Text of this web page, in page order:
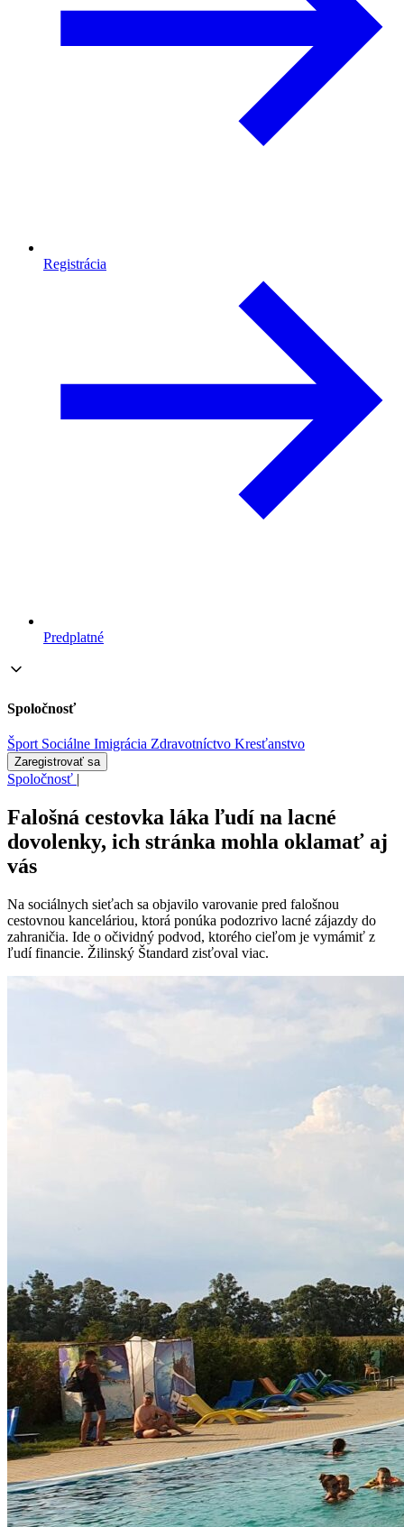
Registrácia
Predplatné
Spoločnosť
Šport Sociálne Imigrácia Zdravotníctvo Kresťanstvo
Zaregistrovať sa
Spoločnosť |
Falošná cestovka láka ľudí na lacné
dovolenky, ich stránka mohla oklamať aj
vás
Na sociálnych sieťach sa objavilo varovanie pred falošnou
cestovnou kanceláriou, ktorá ponúka podozrivo lacné zájazdy do
zahraničia. Ide o očividný podvod, ktorého cieľom je vymámiť z
ľudí financie. Žilinský Štandard zisťoval viac.